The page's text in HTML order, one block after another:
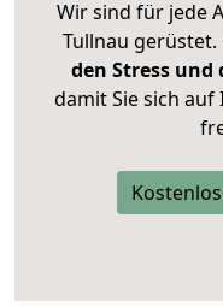
Wir sind für jede
Tullnau gerüstet.
den Stress
damit Sie sich